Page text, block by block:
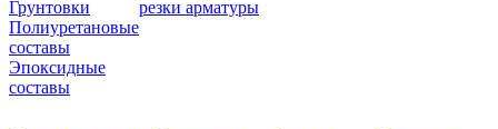
Грунтовки
Полиуретановые
составы
Эпоксидные
составы
резки арматуры